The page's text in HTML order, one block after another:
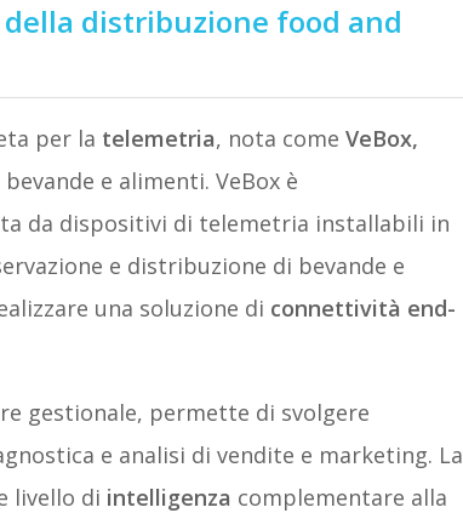
distribuzione food and
per la telemetria, nota come VeBox,
e alimenti. VeBox è
da dispositivi di telemetria installabili in
e distribuzione di bevande e
una soluzione di connettività end-
gestionale, permette di svolgere
e analisi di vendite e marketing. La
livello di intelligenza complementare alla